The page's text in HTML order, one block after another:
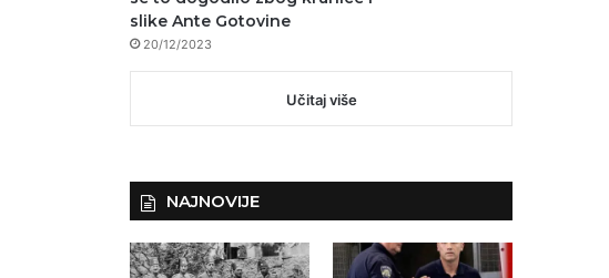
slike Ante Gotovine
20/12/2023
Učitaj više
NAJNOVIJE